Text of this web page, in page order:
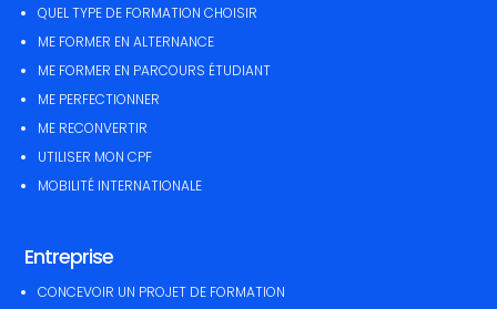
QUEL TYPE DE FORMATION CHOISIR
ME FORMER EN ALTERNANCE
ME FORMER EN PARCOURS ÉTUDIANT
ME PERFECTIONNER
ME RECONVERTIR
UTILISER MON CPF
MOBILITÉ INTERNATIONALE
Entreprise
CONCEVOIR UN PROJET DE FORMATION